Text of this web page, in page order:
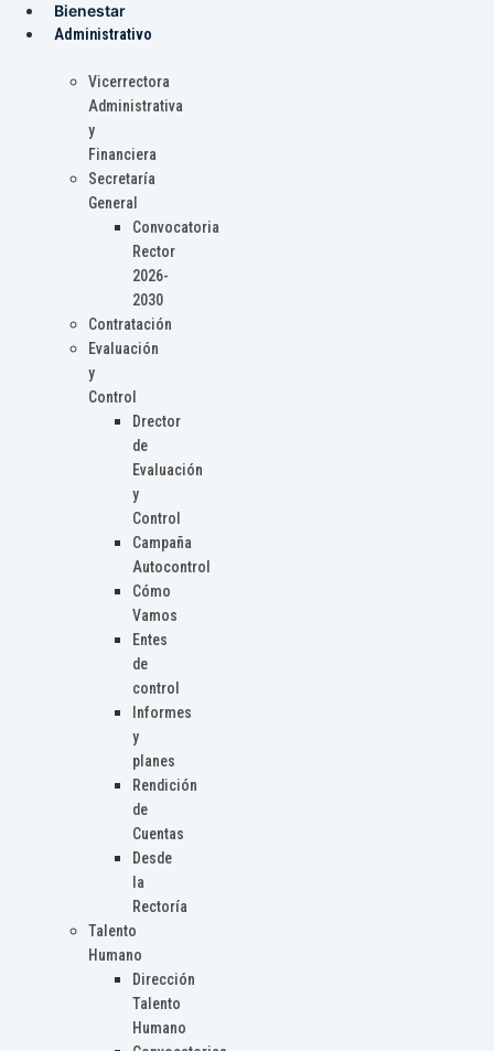
Bienestar
Administrativo
Vicerrectora
Administrativa
y
Financiera
Secretaría
General
Convocatoria
Rector
2026-
2030
Contratación
Evaluación
y
Control
Drector
de
Evaluación
y
Control
Campaña
Autocontrol
Cómo
Vamos
Entes
de
control
Informes
y
planes
Rendición
de
Cuentas
Desde
la
Rectoría
Talento
Humano
Dirección
Talento
Humano